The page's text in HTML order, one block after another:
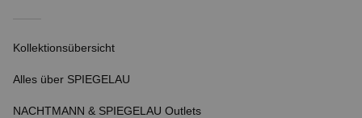
Kollektionsübersicht
Alles über SPIEGELAU
NACHTMANN & SPIEGELAU Outlets